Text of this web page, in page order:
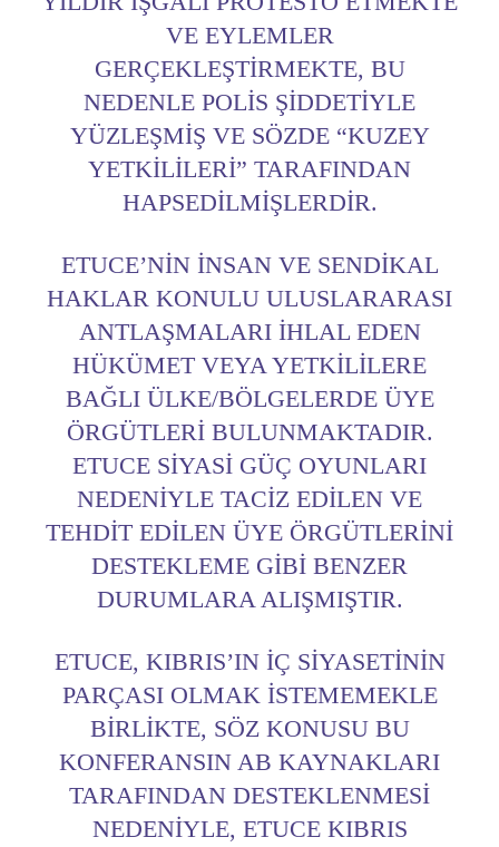
VE EYLEMLER
GERÇEKLEŞTIRMEKTE, BU
NEDENLE POLIS ŞIDDETIYLE
YÜZLEŞMIŞ VE SÖZDE “KUZEY
YETKILILERI” TARAFINDAN
HAPSEDILMIŞLERDIR.
ETUCE’NIN İNSAN VE SENDIKAL
HAKLAR KONULU ULUSLARARASI
ANTLAŞMALARI IHLAL EDEN
HÜKÜMET VEYA YETKILILERE
BAĞLI ÜLKE/BÖLGELERDE ÜYE
ÖRGÜTLERI BULUNMAKTADIR.
ETUCE SIYASI GÜÇ OYUNLARI
NEDENIYLE TACIZ EDILEN VE
TEHDIT EDILEN ÜYE ÖRGÜTLERINI
DESTEKLEME GIBI BENZER
DURUMLARA ALIŞMIŞTIR.
ETUCE, KIBRIS’IN IÇ SIYASETININ
PARÇASI OLMAK ISTEMEMEKLE
BIRLIKTE, SÖZ KONUSU BU
KONFERANSIN AB KAYNAKLARI
TARAFINDAN DESTEKLENMESI
NEDENIYLE, ETUCE KIBRIS